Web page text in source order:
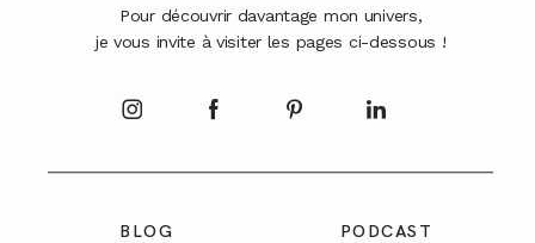
BLOG
Pour découvrir davantage mon univers,
je vous invite à visiter les pages ci-dessous !
PODCAST